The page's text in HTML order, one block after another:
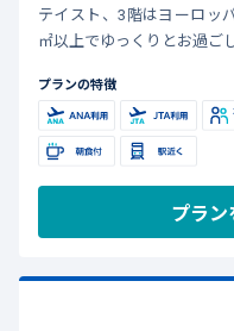
テイスト、3階はヨーロッ
㎡以上でゆっくりとお過ご
プランの特徴
プラ